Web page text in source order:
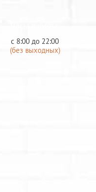
с 8:00 до 22:00
(без выходных)